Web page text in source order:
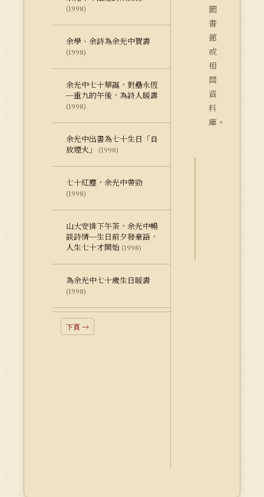
(1998)
余學、余詩為余光中賀壽
(1998)
余光中七十華誕，對壘永恆
─重九的午後，為詩人暖壽
(1998)
余光中出書為七十生日「自
放煙火」
(1998)
七十紅塵，余光中帶勁
(1998)
山大安排下午茶，余光中暢
談詩情─生日前夕發豪語，
人生七十才開始 (1998)
為余光中七十歲生日暖壽
(1998)
下頁 →
圖
書
館
或
相
關
資
料
庫。